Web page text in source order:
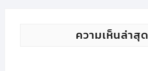
ความเห็นล่าสุด